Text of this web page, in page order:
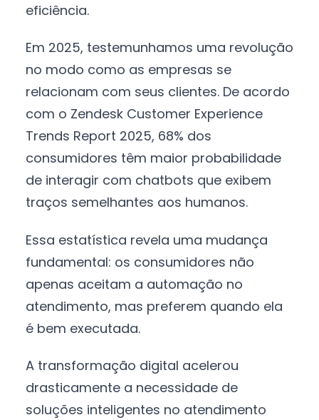
eficiência.
Em 2025, testemunhamos uma revolução
no modo como as empresas se
relacionam com seus clientes. De acordo
com o Zendesk Customer Experience
Trends Report 2025, 68% dos
consumidores têm maior probabilidade
de interagir com chatbots que exibem
traços semelhantes aos humanos.
Essa estatística revela uma mudança
fundamental: os consumidores não
apenas aceitam a automação no
atendimento, mas preferem quando ela
é bem executada.
A transformação digital acelerou
drasticamente a necessidade de
soluções inteligentes no atendimento